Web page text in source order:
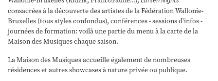
consacrées à la découverte des artistes de la Fédération Wallonie-
Bruxelles (tous styles confondus), conférences - sessions d'infos -
journées de formation: voilà une partie du menu à la carte de la
Maison des Musiques chaque saison.
La Maison des Musiques accueille également de nombreuses
résidences et autres showcases à nature privée ou publique.